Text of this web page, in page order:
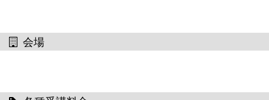
会場